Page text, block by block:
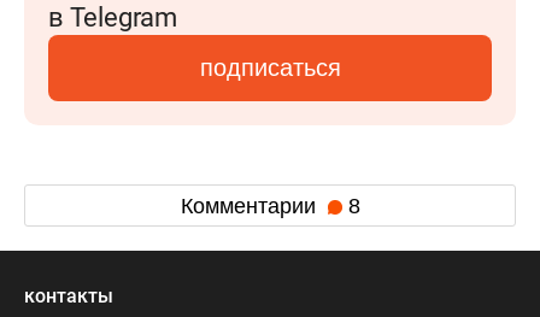
в Telegram
подписаться
Комментарии 8
контакты